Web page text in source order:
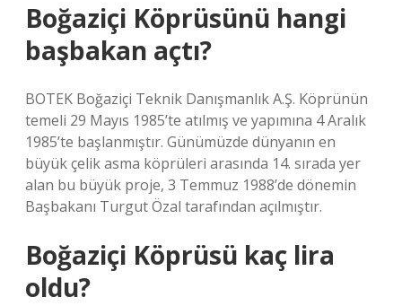
Boğaziçi Köprüsünü hangi
başbakan açtı?
BOTEK Boğaziçi Teknik Danışmanlık A.Ş. Köprünün
temeli 29 Mayıs 1985’te atılmış ve yapımına 4 Aralık
1985’te başlanmıştır. Günümüzde dünyanın en
büyük çelik asma köprüleri arasında 14. sırada yer
alan bu büyük proje, 3 Temmuz 1988’de dönemin
Başbakanı Turgut Özal tarafından açılmıştır.
Boğaziçi Köprüsü kaç lira
oldu?